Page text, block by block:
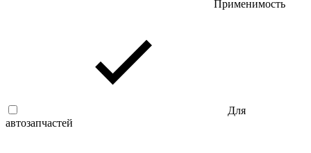
Применимость
Для
автозапчастей